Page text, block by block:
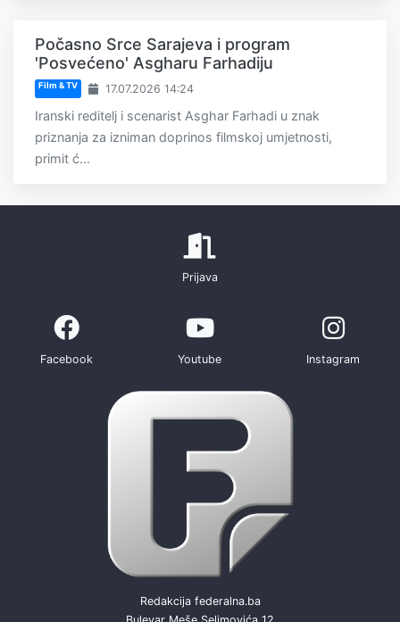
Počasno Srce Sarajeva i program
'Posvećeno' Asgharu Farhadiju
Film & TV 17.07.2026 14:24
Iranski reditelj i scenarist Asghar Farhadi u znak
priznanja za izniman doprinos filmskoj umjetnosti,
primit ć...
Prijava
Facebook Youtube Instagram
Redakcija federalna.ba